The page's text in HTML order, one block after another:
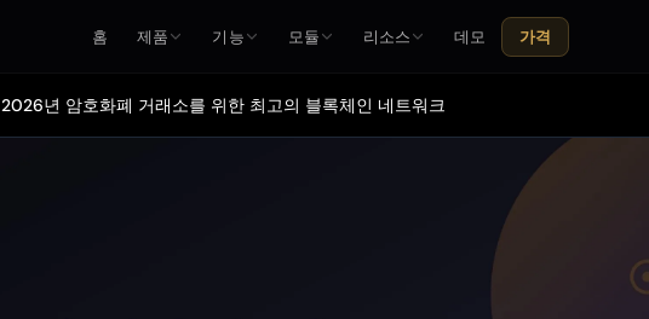
홈 제품 기능 모듈 리소스 데모 가격
2026년 암호화폐 거래소를 위한 최고의 블록체인 네트워크